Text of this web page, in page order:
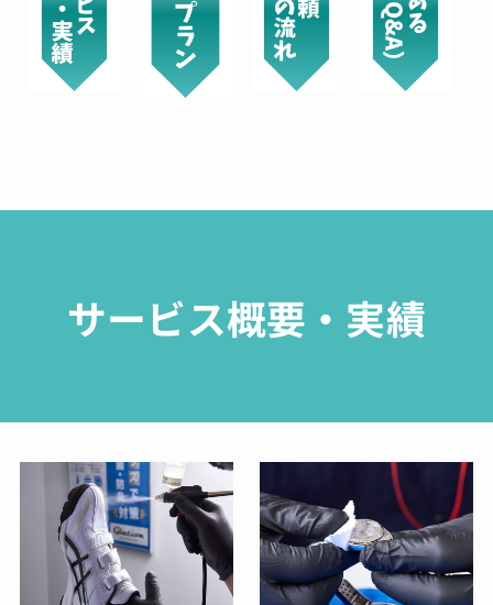
サービス概要・実績